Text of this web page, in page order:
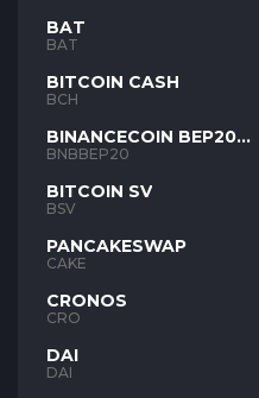
BAT
BAT
BITCOIN CASH
BCH
BINANCECOIN BEP20
BNB
BNBBEP20
BITCOIN SV
BSV
PANCAKESWAP
CAKE
CRONOS
CRO
DAI
DAI